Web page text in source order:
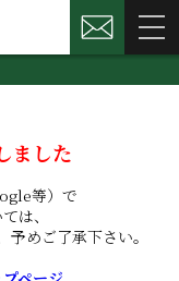
ました
等）で
は、
予めご了承下さい。